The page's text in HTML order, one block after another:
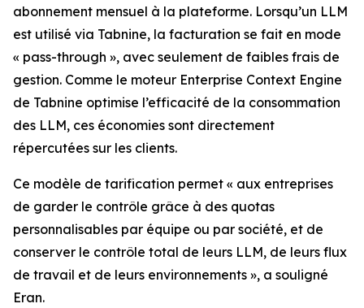
abonnement mensuel à la plateforme. Lorsqu’un LLM
est utilisé via Tabnine, la facturation se fait en mode
« pass-through », avec seulement de faibles frais de
gestion. Comme le moteur Enterprise Context Engine
de Tabnine optimise l’efficacité de la consommation
des LLM, ces économies sont directement
répercutées sur les clients.
Ce modèle de tarification permet « aux entreprises
de garder le contrôle grâce à des quotas
personnalisables par équipe ou par société, et de
conserver le contrôle total de leurs LLM, de leurs flux
de travail et de leurs environnements », a souligné
Eran.